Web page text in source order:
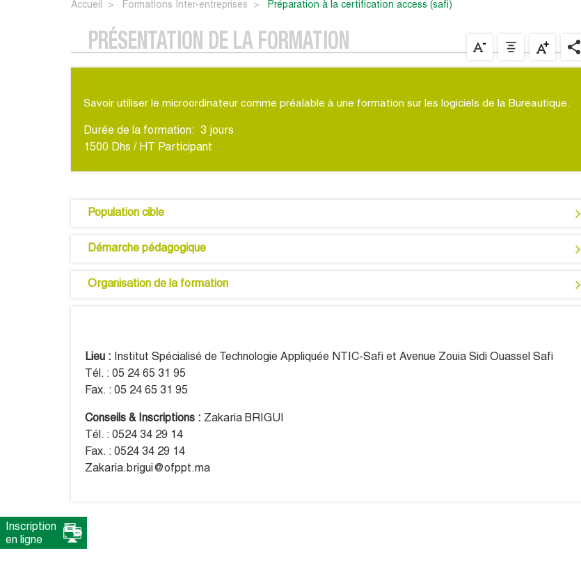
Accueil Formations Inter-entreprises préparation à la certification access (safi)
PRÉSENTATION DE LA FORMATION
Savoir utiliser le microordinateur comme préalable à une formation sur les logiciels de la Bureautique.
Durée de la formation: 3 jours
1500 Dhs / HT Participant
Population cible
Démarche pédagogique
Organisation de la formation
Lieu : Institut Spécialisé de Technologie Appliquée NTIC-Safi et Avenue Zouia Sidi Ouassel Safi
Tél. : 05 24 65 31 95
Fax. : 05 24 65 31 95
Conseils & Inscriptions : Zakaria BRIGUI
Tél. : 0524 34 29 14
Fax. : 0524 34 29 14
Zakaria.brigui@ofppt.ma
Inscription
en ligne